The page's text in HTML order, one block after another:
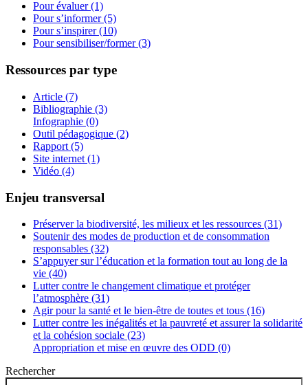
Pour évaluer (1)
Pour s’informer (5)
Pour s’inspirer (10)
Pour sensibiliser/former (3)
Ressources par type
Article (7)
Bibliographie (3)
Infographie (0)
Outil pédagogique (2)
Rapport (5)
Site internet (1)
Vidéo (4)
Enjeu transversal
Préserver la biodiversité, les milieux et les ressources (31)
Soutenir des modes de production et de consommation
responsables (32)
S’appuyer sur l’éducation et la formation tout au long de la
vie (40)
Lutter contre le changement climatique et protéger
l’atmosphère (31)
Agir pour la santé et le bien-être de toutes et tous (16)
Lutter contre les inégalités et la pauvreté et assurer la solidarité
et la cohésion sociale (23)
Appropriation et mise en œuvre des ODD (0)
Rechercher